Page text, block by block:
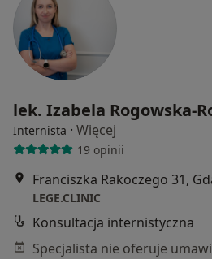
lek. Izabela Rogowska-
Internista · Więcej
19 opinii
Franciszka Rakoczego 31,
LEGE.CLINIC
Konsultacja internistyczna